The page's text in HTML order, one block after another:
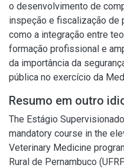
o desenvolvimento de
inspeção e fiscalização de
como a integração entre
formação profissional e
da importância da
pública no exercício da
Resumo em outro
The Estágio
mandatory course in the
Veterinary Medicine
Rural de Pernambuco